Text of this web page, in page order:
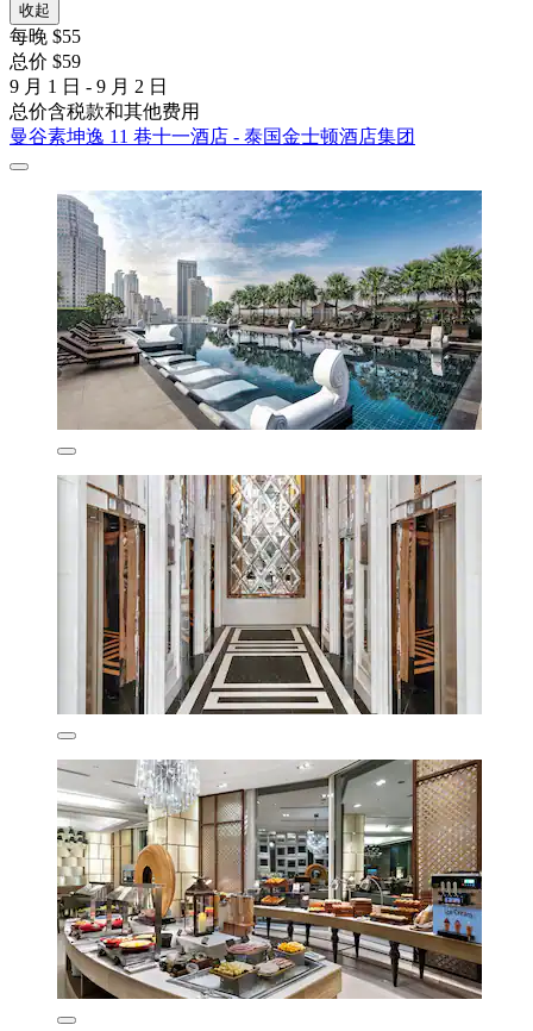
收起
每晚 $55
总价 $59
9 月 1 日 - 9 月 2 日
总价含税款和其他费用
曼谷素坤逸 11 巷十一酒店 - 泰国金士顿酒店集团